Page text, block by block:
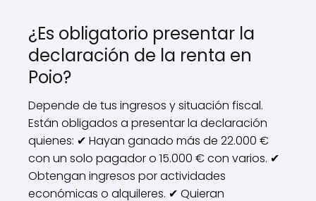
¿Es obligatorio presentar la
declaración de la renta en
Poio?
Depende de tus ingresos y situación fiscal.
Están obligados a presentar la declaración
quienes: ✔ Hayan ganado más de 22.000 €
con un solo pagador o 15.000 € con varios. ✔
Obtengan ingresos por actividades
económicas o alquileres. ✔ Quieran